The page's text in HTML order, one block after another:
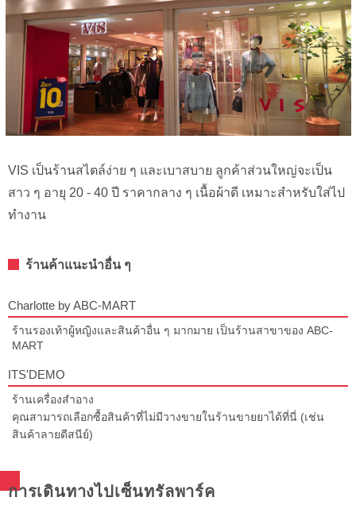
VIS เป็นร้านสไตล์ง่าย ๆ และเบาสบาย ลูกค้าส่วนใหญ่จะเป็น
สาว ๆ อายุ 20 - 40 ปี ราคากลาง ๆ เนื้อผ้าดี เหมาะสำหรับใส่ไป
ทำงาน
ร้านค้าแนะนำอื่น ๆ
Charlotte by ABC-MART
ร้านรองเท้าผู้หญิงและสินค้าอื่น ๆ มากมาย เป็นร้านสาขาของ ABC-
MART
ITS'DEMO
ร้านเครื่องสำอาง
คุณสามารถเลือกซื้อสินค้าที่ไม่มีวางขายในร้านขายยาได้ที่นี่ (เช่น
สินค้าลายดีสนีย์)
การเดินทางไปเซ็นทรัลพาร์ค